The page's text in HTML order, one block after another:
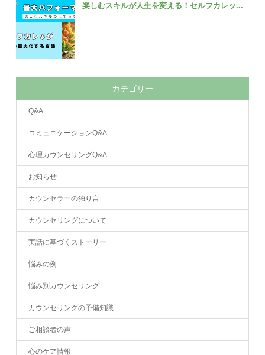
楽しむスキルが人生を変える！セルフカレッ...
カテゴリー
Q&A
コミュニケーションQ&A
心理カウンセリングQ&A
お知らせ
カウンセラーの独り言
カウンセリングについて
実話に基づくストーリー
悩みの例
悩み別カウンセリング
カウンセリングの予備知識
ご相談者の声
心のケア情報